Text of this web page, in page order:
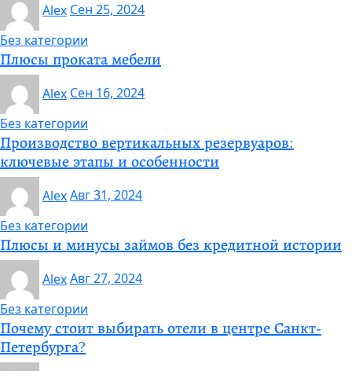
Alex Сен 25, 2024
Без категории
Плюсы проката мебели
Alex Сен 16, 2024
Без категории
Производство вертикальных резервуаров:
ключевые этапы и особенности
AlexАвг 31, 2024
Без категории
Плюсы и минусы займов без кредитной истории
AlexАвг 27, 2024
Без категории
Почему стоит выбирать отели в центре Санкт-
Петербурга?